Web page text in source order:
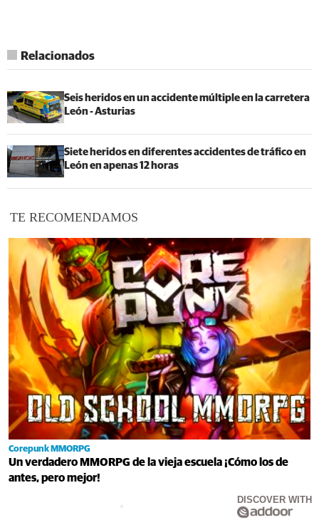
Relacionados
Seis heridos en un accidente múltiple en la carretera
León - Asturias
Siete heridos en diferentes accidentes de tráfico en
León en apenas 12 horas
TE RECOMENDAMOS
Corepunk MMORPG
Un verdadero MMORPG de la vieja escuela ¡Cómo los de
antes, pero mejor!
DISCOVER WITH